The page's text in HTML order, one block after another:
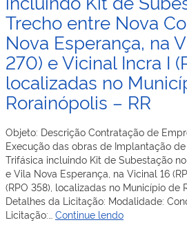
Trecho entre Nova
Nova Esperança, na
270) e Vicinal Incra I
localizadas no
Rorainópolis – RR
Objeto: Descrição Contratação de
Execução das obras de Implantação
Trifásica incluindo Kit de Subestação
e Vila Nova Esperança, na Vicinal 16
(RPO 358), localizadas no Município de
Detalhes da Licitação: Modalidade:
Licitação:… Continue lendoConcorrência